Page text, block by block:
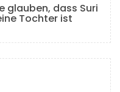
glauben, dass Suri
Tochter ist